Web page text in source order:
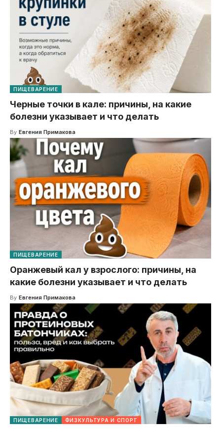
ПИЩЕВАРЕНИЕ
Черные точки в кале: причины, на какие
болезни указывает и что делать
By Евгения Примакова
ПИЩЕВАРЕНИЕ
Оранжевый кал у взрослого: причины, на
какие болезни указывает и что делать
By Евгения Примакова
ПИЩЕВАРЕНИЕ ФИЗКУЛЬТУРА И СПОРТ